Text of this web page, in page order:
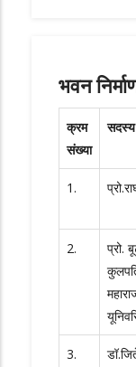
भवन
क्रम
संख्या
सदस्य
1.
2.
प्रो.
3.